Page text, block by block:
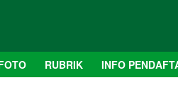
RUBRIK INFO